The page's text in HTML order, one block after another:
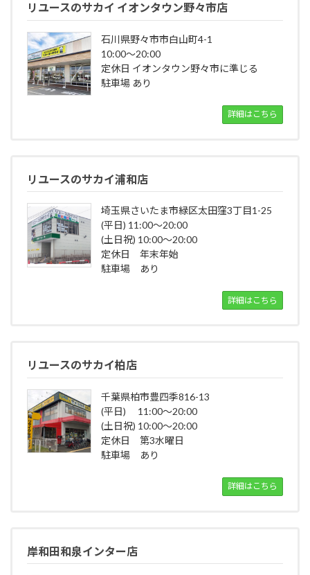
リユースのサカイ イオンタウン野々市店
石川県野々市市白山町4-1
10:00～20:00
定休日 イオンタウン野々市に準じる
駐車場 あり
詳細はこちら
リユースのサカイ浦和店
埼玉県さいたま市緑区太田窪3丁目1-25
(平日) 11:00～20:00
(土日祝) 10:00～20:00
定休日 年末年始
駐車場 あり
詳細はこちら
リユースのサカイ柏店
千葉県柏市豊四季816-13
(平日) 11:00～20:00
(土日祝) 10:00～20:00
定休日 第3水曜日
駐車場 あり
詳細はこちら
岸和田和泉インター店